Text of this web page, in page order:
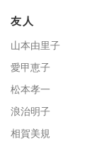
ー
友人
山本由里子
愛甲恵子
松本孝一
浪治明子
相賀美規